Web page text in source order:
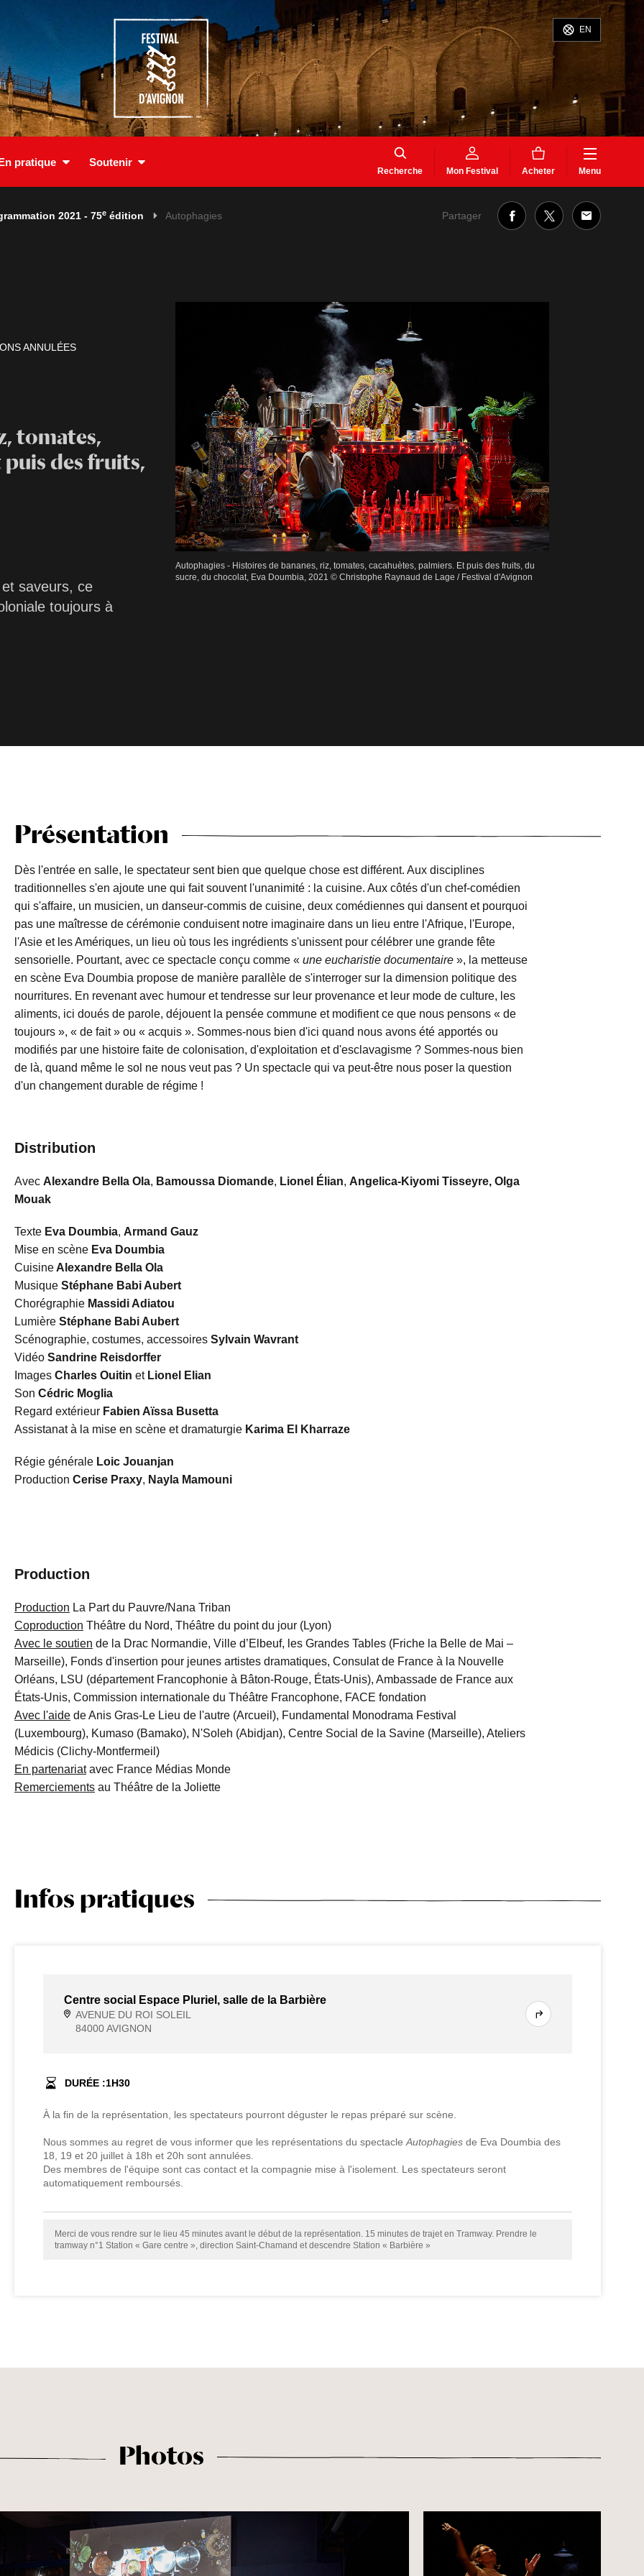
EN
pratique Soutenir
Recherche Mon Festival Acheter Menu
2021 - 75e édition Autophagies Partager
tomates,
puis des fruits,
ANNULÉES
saveurs, ce
toujours à
Autophagies - Histoires de bananes, riz, tomates, cacahuètes, palmiers. Et puis des fruits, du
sucre, du chocolat, Eva Doumbia, 2021 © Christophe Raynaud de Lage / Festival d'Avignon
Présentation
Dès l'entrée en salle, le spectateur sent bien que quelque chose est différent. Aux disciplines
traditionnelles s'en ajoute une qui fait souvent l'unanimité : la cuisine. Aux côtés d'un chef-comédien
qui s'affaire, un musicien, un danseur-commis de cuisine, deux comédiennes qui dansent et pourquoi
pas une maîtresse de cérémonie conduisent notre imaginaire dans un lieu entre l'Afrique, l'Europe,
l'Asie et les Amériques, un lieu où tous les ingrédients s'unissent pour célébrer une grande fête
sensorielle. Pourtant, avec ce spectacle conçu comme « une eucharistie documentaire», la metteuse
en scène Eva Doumbia propose de manière parallèle de s'interroger sur la dimension politique des
nourritures. En revenant avec humour et tendresse sur leur provenance et leur mode de culture, les
aliments, ici doués de parole, déjouent la pensée commune et modifient ce que nous pensons « de
toujours », « de fait » ou « acquis ». Sommes-nous bien d'ici quand nous avons été apportés ou
modifiés par une histoire faite de colonisation, d'exploitation et d'esclavagisme ? Sommes-nous bien
de là, quand même le sol ne nous veut pas ? Un spectacle qui va peut-être nous poser la question
d'un changement durable de régime !
Distribution
Avec Alexandre Bella Ola, Bamoussa Diomande, Lionel Élian, Angelica-Kiyomi Tisseyre, Olga
Mouak
Texte Eva Doumbia, Armand Gauz
Mise en scène Eva Doumbia
CuisineAlexandre Bella Ola
Musique Stéphane Babi Aubert
Chorégraphie Massidi Adiatou
Lumière Stéphane Babi Aubert
Scénographie, costumes, accessoires Sylvain Wavrant
Vidéo Sandrine Reisdorffer
Images Charles Ouitin et Lionel Elian
Son Cédric Moglia
Regard extérieurFabien Aïssa Busetta
Assistanat à la mise en scène et dramaturgie Karima El Kharraze
Régie générale Loic Jouanjan
Production Cerise Praxy, Nayla Mamouni
Production
Production La Part du Pauvre/Nana Triban
Coproduction Théâtre du Nord, Théâtre du point du jour (Lyon)
Avec le soutien de la Drac Normandie, Ville d’Elbeuf, les Grandes Tables (Friche la Belle de Mai –
Marseille), Fonds d'insertion pour jeunes artistes dramatiques, Consulat de France à la Nouvelle
Orléans, LSU (département Francophonie à Bâton-Rouge, États-Unis), Ambassade de France aux
États-Unis, Commission internationale du Théâtre Francophone, FACE fondation
Avec l'aidede Anis Gras-Le Lieu de l'autre (Arcueil), Fundamental Monodrama Festival
(Luxembourg), Kumaso (Bamako), N'Soleh (Abidjan), Centre Social de la Savine (Marseille), Ateliers
Médicis (Clichy-Montfermeil)
En partenariatavec France Médias Monde
Remerciementsau Théâtre de la Joliette
Infos pratiques
Centre social Espace Pluriel, salle de la Barbière
AVENUE DU ROI SOLEIL
84000 AVIGNON
DURÉE :1H30
À la fin de la représentation, les spectateurs pourront déguster le repas préparé sur scène.
Nous sommes au regret de vous informer que les représentations du spectacle Autophagiesde Eva Doumbia des
18, 19 et 20 juillet à 18h et 20h sont annulées.
Des membres de l'équipe sont cas contact et la compagnie mise à l'isolement. Les spectateurs seront
automatiquement remboursés.
Merci de vous rendre sur le lieu 45 minutes avant le début de la représentation. 15 minutes de trajet en Tramway. Prendre le
tramway n°1 Station « Gare centre », direction Saint-Chamand et descendre Station « Barbière »
Photos